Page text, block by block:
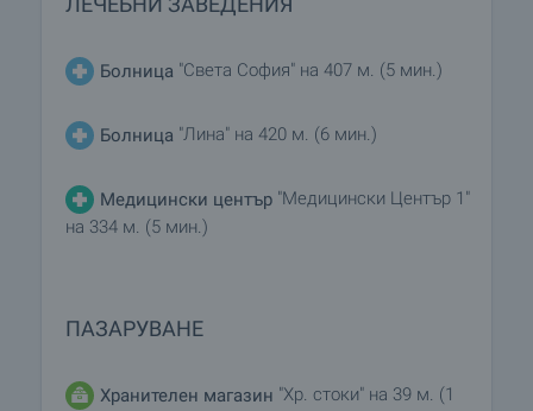
Болница "Света София" на 407 м. (5 мин.)
Болница "Лина" на 420 м. (6 мин.)
Медицински център "Медицински Център 1"
на 334 м. (5 мин.)
ПАЗАРУВАНЕ
Хранителен магазин "Хр. стоки" на 39 м. (1